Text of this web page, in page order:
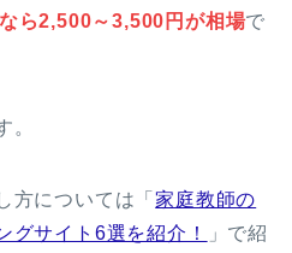
ら2,500～3,500円が相場で
。
方については「家庭教師の
グサイト6選を紹介！
」で紹